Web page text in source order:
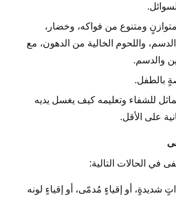
ومتنوع من فواكه، وخضار،
الدسم، واللحوم الخالية من الدهون، مع
والدسم.
للشفاء وتعليمه كيف يغسل يديه
في الحالات التالية:
شديدةٍ، أو إقياءٍ مُدمّى، أو إقياءٍ لونه